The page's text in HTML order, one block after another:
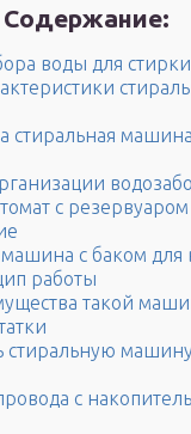
Содержание:
воды для стирки
стиральная
с
машина с баком для
работы
такой
стиральную
с